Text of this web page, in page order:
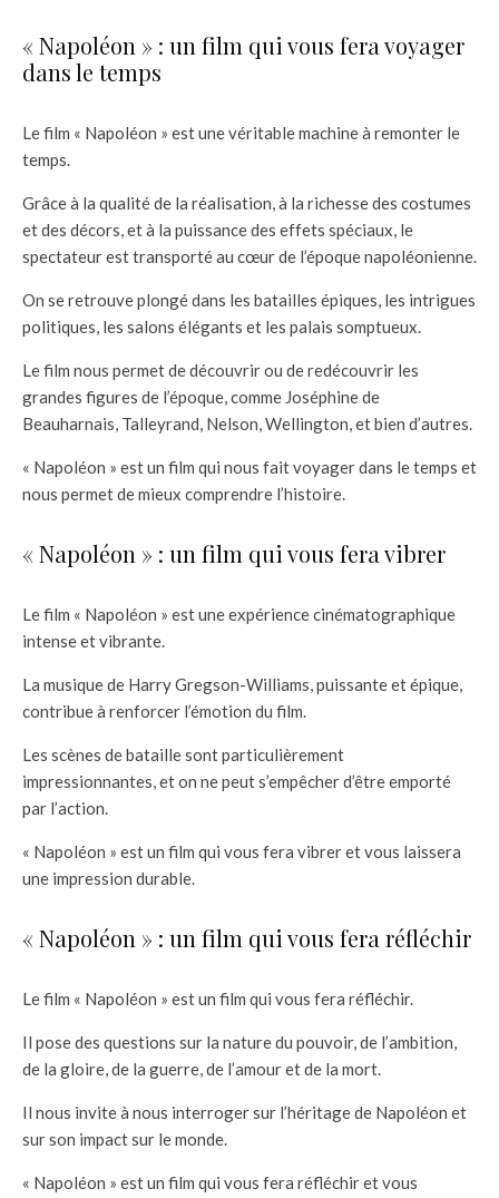
« Napoléon » : un film qui vous fera voyager
dans le temps
Le film « Napoléon » est une véritable machine à remonter le
temps.
Grâce à la qualité de la réalisation, à la richesse des costumes
et des décors, et à la puissance des effets spéciaux, le
spectateur est transporté au cœur de l’époque napoléonienne.
On se retrouve plongé dans les batailles épiques, les intrigues
politiques, les salons élégants et les palais somptueux.
Le film nous permet de découvrir ou de redécouvrir les
grandes figures de l’époque, comme Joséphine de
Beauharnais, Talleyrand, Nelson, Wellington, et bien d’autres.
« Napoléon » est un film qui nous fait voyager dans le temps et
nous permet de mieux comprendre l’histoire.
« Napoléon » : un film qui vous fera vibrer
Le film « Napoléon » est une expérience cinématographique
intense et vibrante.
La musique de Harry Gregson-Williams, puissante et épique,
contribue à renforcer l’émotion du film.
Les scènes de bataille sont particulièrement
impressionnantes, et on ne peut s’empêcher d’être emporté
par l’action.
« Napoléon » est un film qui vous fera vibrer et vous laissera
une impression durable.
« Napoléon » : un film qui vous fera réfléchir
Le film « Napoléon » est un film qui vous fera réfléchir.
Il pose des questions sur la nature du pouvoir, de l’ambition,
de la gloire, de la guerre, de l’amour et de la mort.
Il nous invite à nous interroger sur l’héritage de Napoléon et
sur son impact sur le monde.
« Napoléon » est un film qui vous fera réfléchir et vous